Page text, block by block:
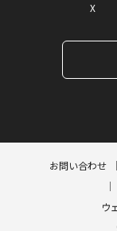
X
お問い合わせ
ウ